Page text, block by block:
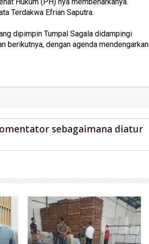
Terdakwa Efrian Saputra.
dipimpin Tumpal Sagala didampingi
berikutnya, dengan agenda mendengarkan
sebagaimana diatur